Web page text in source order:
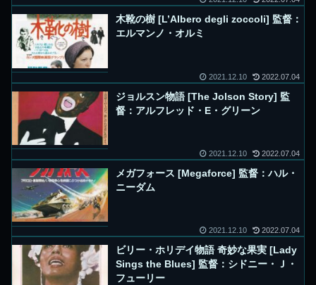
木靴の樹 [L’Albero degli zoccoli] 監督：
エルマンノ・オルミ
2021.12.10 2022.07.04
ジョルスン物語 [The Jolson Story] 監
督：アルフレッド・E・グリーン
2021.12.10 2022.07.04
メガフォース [Megaforce] 監督：ハル・
ニーダム
2021.12.10 2022.07.04
ビリー・ホリデイ物語 奇妙な果実 [Lady
Sings the Blues] 監督：シドニー・Ｊ・
フューリー